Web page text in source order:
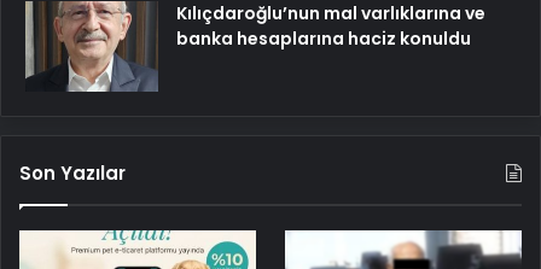
Kılıçdaroğlu’nun mal varlıklarına ve
banka hesaplarına haciz konuldu
Son Yazılar